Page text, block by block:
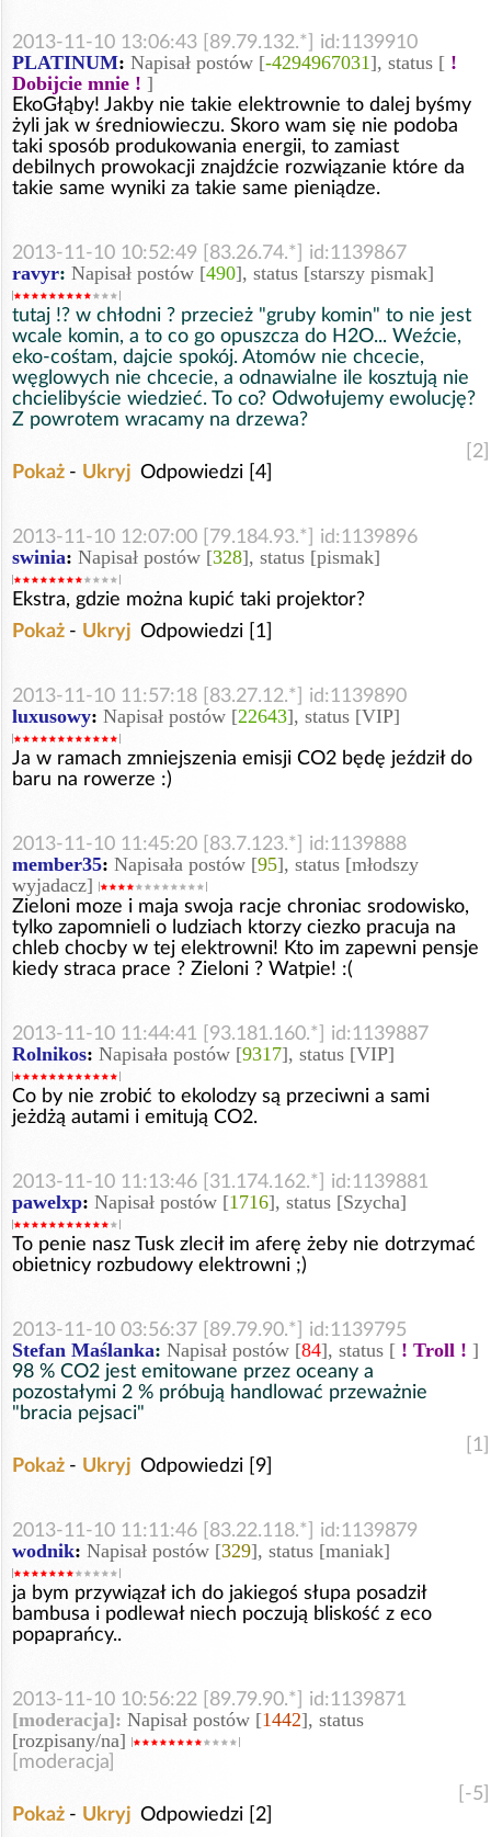
2013-11-10 13:06:43 [89.79.132.*] id:1139910
PLATINUM: Napisał postów [-4294967031], status [ !
Dobijcie mnie ! ]
EkoGłąby! Jakby nie takie elektrownie to dalej byśmy
żyli jak w średniowieczu. Skoro wam się nie podoba
taki sposób produkowania energii, to zamiast
debilnych prowokacji znajdźcie rozwiązanie które da
takie same wyniki za takie same pieniądze.
2013-11-10 10:52:49 [83.26.74.*] id:1139867
ravyr: Napisał postów [490], status [starszy pismak]
tutaj !? w chłodni ? przecież "gruby komin" to nie jest
wcale komin, a to co go opuszcza do H2O... Weźcie,
eko-cośtam, dajcie spokój. Atomów nie chcecie,
węglowych nie chcecie, a odnawialne ile kosztują nie
chcielibyście wiedzieć. To co? Odwołujemy ewolucję?
Z powrotem wracamy na drzewa?
[2]
Pokaż - Ukryj Odpowiedzi [4]
2013-11-10 12:07:00 [79.184.93.*] id:1139896
swinia: Napisał postów [328], status [pismak]
Ekstra, gdzie można kupić taki projektor?
Pokaż - Ukryj Odpowiedzi [1]
2013-11-10 11:57:18 [83.27.12.*] id:1139890
luxusowy: Napisał postów [22643], status [VIP]
Ja w ramach zmniejszenia emisji CO2 będę jeździł do
baru na rowerze :)
2013-11-10 11:45:20 [83.7.123.*] id:1139888
member35: Napisała postów [95], status [młodszy
wyjadacz]
Zieloni moze i maja swoja racje chroniac srodowisko,
tylko zapomnieli o ludziach ktorzy ciezko pracuja na
chleb chocby w tej elektrowni! Kto im zapewni pensje
kiedy straca prace ? Zieloni ? Watpie! :(
2013-11-10 11:44:41 [93.181.160.*] id:1139887
Rolnikos: Napisała postów [9317], status [VIP]
Co by nie zrobić to ekolodzy są przeciwni a sami
jeżdżą autami i emitują CO2.
2013-11-10 11:13:46 [31.174.162.*] id:1139881
pawelxp: Napisał postów [1716], status [Szycha]
To penie nasz Tusk zlecił im aferę żeby nie dotrzymać
obietnicy rozbudowy elektrowni ;)
2013-11-10 03:56:37 [89.79.90.*] id:1139795
Stefan Maślanka: Napisał postów [84], status [ ! Troll ! ]
98 % CO2 jest emitowane przez oceany a
pozostałymi 2 % próbują handlować przeważnie
"bracia pejsaci"
[1]
Pokaż - Ukryj Odpowiedzi [9]
2013-11-10 11:11:46 [83.22.118.*] id:1139879
wodnik: Napisał postów [329], status [maniak]
ja bym przywiązał ich do jakiegoś słupa posadził
bambusa i podlewał niech poczują bliskość z eco
popaprańcy..
2013-11-10 10:56:22 [89.79.90.*] id:1139871
[moderacja]: Napisał postów [1442], status
[rozpisany/na]
[moderacja]
[-5]
Pokaż - Ukryj Odpowiedzi [2]